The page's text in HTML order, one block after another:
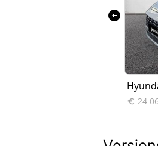
 24
arrow_circle_left